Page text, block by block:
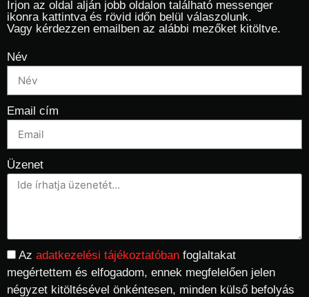
Írjon az oldal alján jobb oldalon található messenger
ikonra kattintva és rövid időn belül válaszolunk.
Vagy kérdezzen emailben az alábbi mezőket kitöltve.
Név
Email cím
Üzenet
Az adatkezelési tájékoztatóban foglaltakat
megértettem és elfogadom, ennek megfelelően jelen
négyzet kitöltésével önkéntesen, minden külső befolyás